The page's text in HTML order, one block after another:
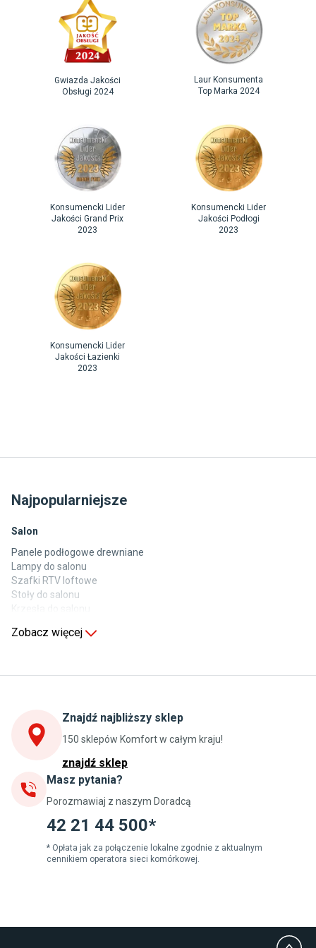
Gwiazda Jakości
Obsługi 2024
Laur Konsumenta
Top Marka 2024
Konsumencki Lider
Jakości Grand Prix
2023
Konsumencki Lider
Jakości Podłogi
2023
Konsumencki Lider
Jakości Łazienki
2023
Najpopularniejsze
Salon
Panele podłogowe drewniane
Lampy do salonu
Szafki RTV loftowe
Stoły do salonu
Stoły do kuchni
Szafki kuchenne wiszące (górne)
Szafki pod zlewozmywak
Blaty kuchenne laminowane
Jadalnia
Stoły do jadalni
Krzesła do jadalni
Dywany szare
Lampy w stylu loftowym
Lampy wiszące do jadalni
Zobacz więcej
Znajdź najbliższy sklep
150 sklepów Komfort w całym kraju!
znajdź sklep
Masz pytania?
Porozmawiaj z naszym Doradcą
42 21 44 500*
* Opłata jak za połączenie lokalne zgodnie z aktualnym
cennikiem operatora sieci komórkowej.